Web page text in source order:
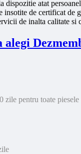
dispozitie atat
insotite de certificat de
de inalta calitate si
alegi
zile pentru toate piesele